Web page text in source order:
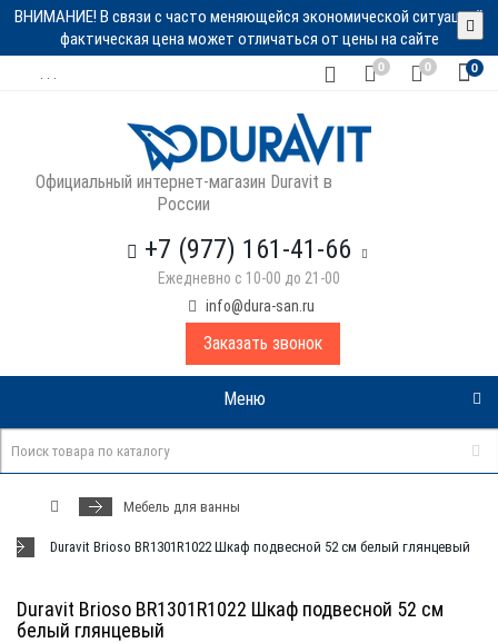
ВНИМАНИЕ! В связи с часто меняющейся экономической ситуацией
фактическая цена может отличаться от цены на сайте
0 0 0
Официальный интернет-магазин Duravit в
России
+7 (977) 161-41-66
Ежедневно с 10-00 до 21-00
info@dura-san.ru
Заказать звонок
Меню
Мебель для ванны
Duravit Brioso BR1301R1022 Шкаф подвесной 52 см белый глянцевый
Duravit Brioso BR1301R1022 Шкаф подвесной 52 см
белый глянцевый